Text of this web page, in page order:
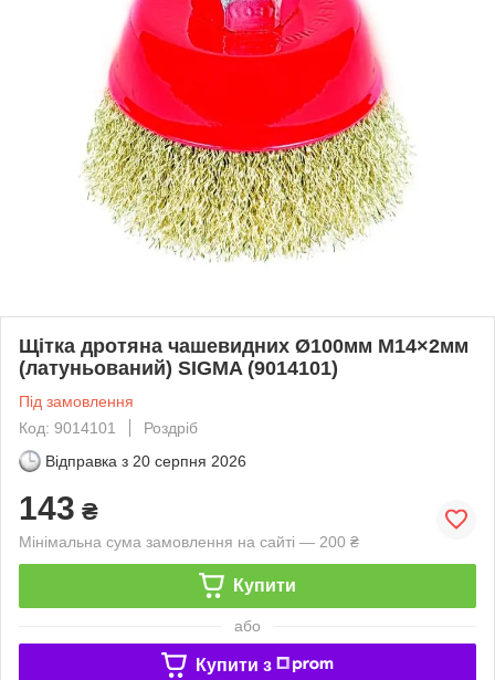
Щітка дротяна чашевидних Ø100мм М14×2мм
(латуньований) SIGMA (9014101)
Під замовлення
Код: 9014101
Роздріб
Відправка з 20 серпня 2026
143 ₴
Мінімальна сума замовлення на сайті — 200 ₴
Купити
або
Купити з